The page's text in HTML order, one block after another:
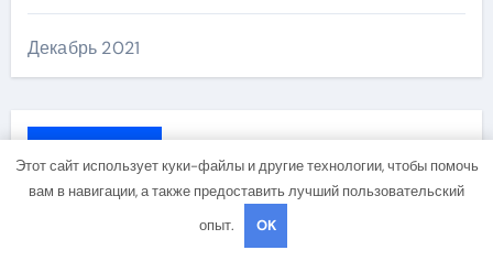
Декабрь 2021
Этот сайт использует куки-файлы и другие технологии, чтобы помочь
вам в навигации, а также предоставить лучший пользовательский
опыт.
OK